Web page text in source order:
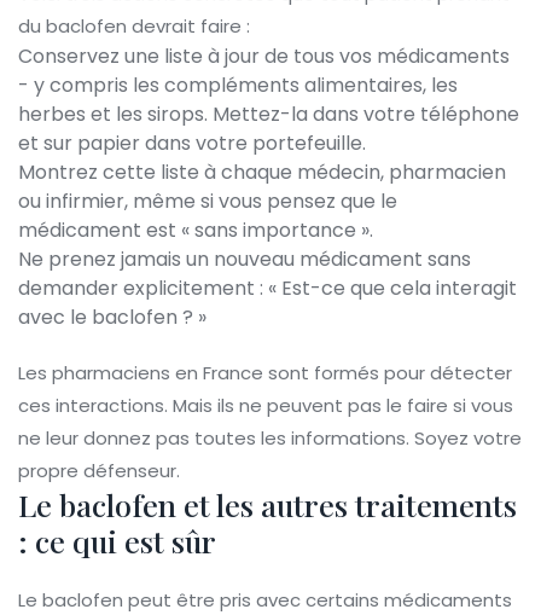
du baclofen devrait faire :
Conservez une liste à jour de tous vos médicaments
- y compris les compléments alimentaires, les
herbes et les sirops. Mettez-la dans votre téléphone
et sur papier dans votre portefeuille.
Montrez cette liste à chaque médecin, pharmacien
ou infirmier, même si vous pensez que le
médicament est « sans importance ».
Ne prenez jamais un nouveau médicament sans
demander explicitement : « Est-ce que cela interagit
avec le baclofen ? »
Les pharmaciens en France sont formés pour détecter
ces interactions. Mais ils ne peuvent pas le faire si vous
ne leur donnez pas toutes les informations. Soyez votre
propre défenseur.
Le baclofen et les autres traitements
: ce qui est sûr
Le baclofen peut être pris avec certains médicaments